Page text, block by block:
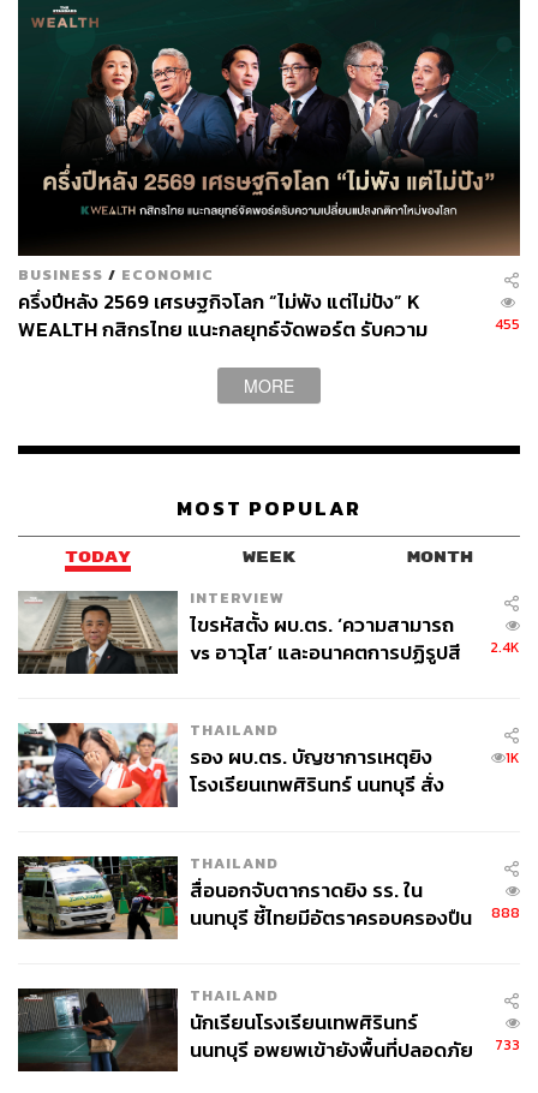
OECD เตือนว่า หากปัญหาการผลิตและการส่งออกพลังงาน
ในภูมิภาคอ่าวอาหรับยืดเยื้อไปจนถึงปี 2027 เศรษฐกิจโลกจะ
ได้รับผลกระทบรุนแรงมากขึ้น
ในกรณีดังกล่าว อัตราการเติบโตของเศรษฐกิจโลกอาจลดลง
เหลือเพียง 2.1% ในปี 2026 และ 1.8% ในปี 2027 โดยผลกระ
ทบจะรุนแรงเป็นพิเศษในภูมิภาคเอเชีย ยุโรป และประเทศ
กำลังพัฒนาที่เปราะบางต่อการเพิ่มขึ้นของราคาพลังงานและ
อาหาร
และ 0.5% ในปี 2027 ต่ำกว่ากรณีสถานการณ์คลี่คลายซึ่ง
เงินเฟ้อทั่วโลกกลับมาเป็นความเสี่ยงอีกครั้ง
OECD ระบุว่า แรงกดดันด้านเงินเฟ้อกำลังเพิ่มขึ้นทั้งใน
ประเทศพัฒนาแล้วและประเทศเกิดใหม่
ราคาพลังงานที่สูงขึ้นกำลังผลักดันต้นทุนสินค้าโภคภัณฑ์
โดยเฉพาะต้นทุนการเกษตรและราคาอาหาร
ในกรณีความขัดแย้งคลี่คลายภายในระยะเวลาจำกัด OECD
ในปี 2025 เป็น 4.0% ในปี 2026 ก่อนลดลงสู่ 3.1% ในปี 2027
เมื่อแรงกดดันด้านพลังงานและอาหารเริ่มบรรเทา
อย่างไรก็ตาม หากความขัดแย้งยืดเยื้อ อัตราเงินเฟ้ออาจปรับ
แนะรัฐบาลลดพึ่งพาเชื้อเพลิงฟอสซิลนำเข้า
BUSINESS / ECONOMIC
ครึ่งปีหลัง 2569 เศรษฐกิจโลก “ไม่พัง แต่ไม่ปัง” K
WEALTH กสิกรไทย แนะกลยุทธ์จัดพอร์ต รับความ
455
MORE
MOST POPULAR
TODAY WEEK MONTH
INTERVIEW
ไขรหัสตั้ง ผบ.ตร. ‘ความสามารถ
vs อาวุโส’ และอนาคตการปฏิรูปสี
2.4K
THAILAND
รอง ผบ.ตร. บัญชาการเหตุยิง
โรงเรียนเทพศิรินทร์ นนทบุรี สั่ง
1K
THAILAND
สื่อนอกจับตากราดยิง รร. ใน
นนทบุรี ชี้ไทยมีอัตราครอบครองปืน
888
THAILAND
นักเรียนโรงเรียนเทพศิรินทร์
นนทบุรี อพยพเข้ายังพื้นที่ปลอดภัย
733